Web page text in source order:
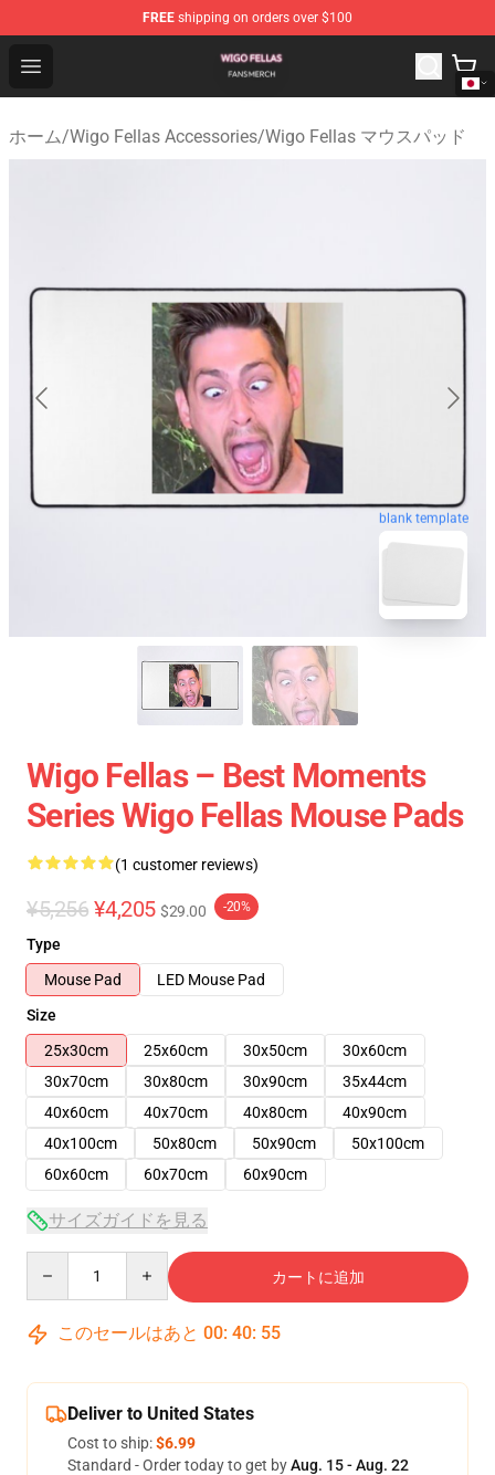
FREE shipping on orders over $100
Open menu
Wigo Fellas Shop - Official Wigo Fellas Merchandise
ホーム/Wigo Fellas Accessories/Wigo Fellas マウスパッド
blank template
Wigo Fellas – Best Moments
Series Wigo Fellas Mouse Pads
(1 customer reviews)
¥5,256 ¥4,205 $29.00 -20%
Type
Mouse Pad
LED Mouse Pad
Size
25x30cm
25x60cm 30x50cm
30x60cm
30x70cm
30x80cm 30x90cm
35x44cm
40x60cm
40x70cm 40x80cm
40x90cm
40x100cm
50x80cm 50x90cm
50x100cm
60x60cm
60x70cm 60x90cm
サイズガイドを見る
カートに追加
このセールはあと 00: 40: 55
Deliver to United States
Cost to ship:$6.99
Standard - Order today to get byAug. 15 - Aug. 22